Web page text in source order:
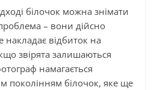
білочок можна знімати
– вони дійсно
відбиток на
звірята залишаються
намагається
поколінням білочок, яке ще